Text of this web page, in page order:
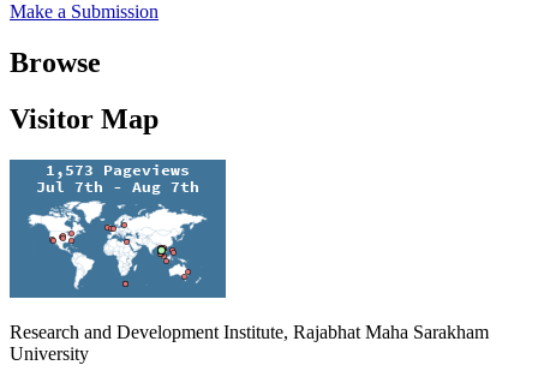
Make a Submission
Browse
Visitor Map
Research and Development Institute, Rajabhat Maha Sarakham
University